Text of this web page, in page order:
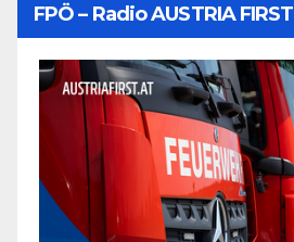
FPÖ – Radio AUSTRIA FIRST